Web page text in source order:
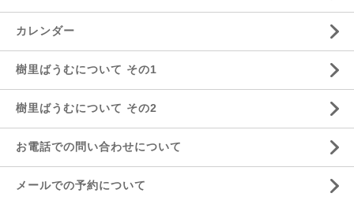
カレンダー
樹里ばうむについて その1
樹里ばうむについて その2
お電話での問い合わせについて
メールでの予約について